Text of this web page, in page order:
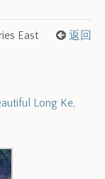
East 返回
Long Ke,